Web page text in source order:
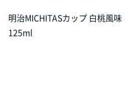
明治MICHITASカップ 白桃風味
125ml